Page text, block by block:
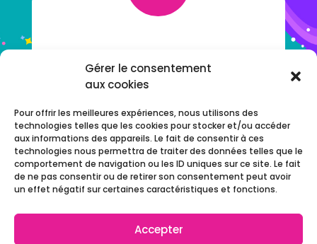
Gérer le consentement
aux cookies
Pour offrir les meilleures expériences, nous utilisons des
technologies telles que les cookies pour stocker et/ou accéder
aux informations des appareils. Le fait de consentir à ces
technologies nous permettra de traiter des données telles que le
comportement de navigation ou les ID uniques sur ce site. Le fait
de ne pas consentir ou de retirer son consentement peut avoir
un effet négatif sur certaines caractéristiques et fonctions.
Accepter
NOTRE F.A.Q